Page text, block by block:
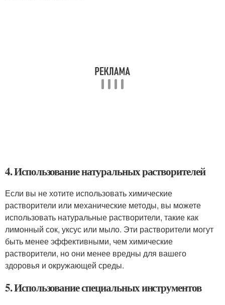
4. Использование натуральных растворителей
Если вы не хотите использовать химические
растворители или механические методы, вы можете
использовать натуральные растворители, такие как
лимонный сок, уксус или мыло. Эти растворители могут
быть менее эффективными, чем химические
растворители, но они менее вредны для вашего
здоровья и окружающей среды.
5. Использование специальных инструментов